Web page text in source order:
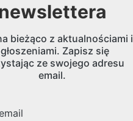
bieżąco z aktualnościami i
Zapisz się
ze swojego adresu
email.